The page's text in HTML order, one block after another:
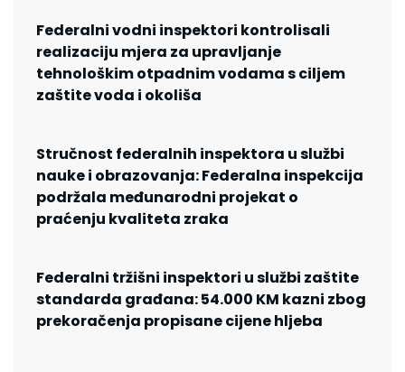
Federalni vodni inspektori kontrolisali
realizaciju mjera za upravljanje
tehnološkim otpadnim vodama s ciljem
zaštite voda i okoliša
Stručnost federalnih inspektora u službi
nauke i obrazovanja: Federalna inspekcija
podržala međunarodni projekat o
praćenju kvaliteta zraka
Federalni tržišni inspektori u službi zaštite
standarda građana: 54.000 KM kazni zbog
prekoračenja propisane cijene hljeba